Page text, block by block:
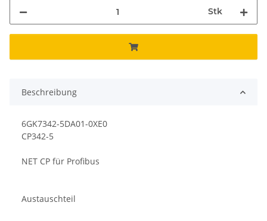
Stk
Beschreibung
6GK7342-5DA01-0XE0
CP342-5
NET CP für Profibus
Austauschteil